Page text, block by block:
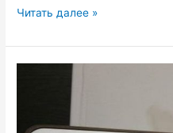
Читать далее »
лучше